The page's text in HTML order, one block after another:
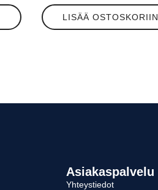
LISÄÄ OSTOSKORIIN
Asiakaspalvelu
Yhteystiedot